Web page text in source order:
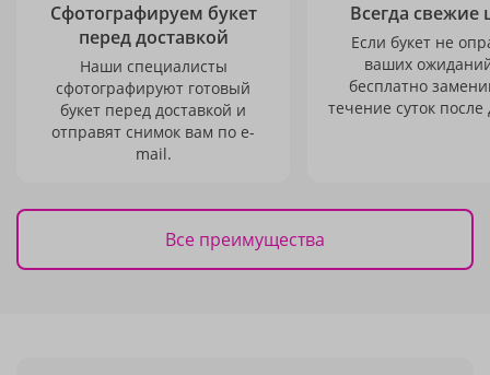
Сфотографируем букет
перед доставкой
Наши специалисты
сфотографируют готовый
букет перед доставкой и
отправят снимок вам по e-
mail.
Всегда свежие
Если букет не
ваших
бесплатно
течение суток после
Все преимущества